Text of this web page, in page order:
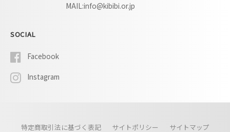
MAIL:info@kibibi.or.jp
SOCIAL
Facebook
Instagram
特定商取引法に基づく表記 サイトポリシー サイトマップ